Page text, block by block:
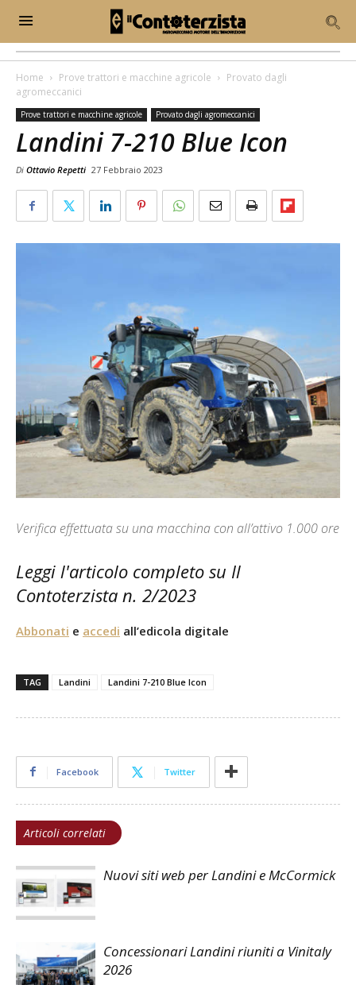
Home Prove trattori e macchine agricole
Provato dagli
agromeccanici
Prove trattori e macchine agricole Provato dagli agromeccanici
Landini 7-210 Blue Icon
Di Ottavio Repetti 27 Febbraio 2023
Verifica effettuata su una macchina con all’attivo 1.000 ore
Leggi l'articolo completo su Il
Contoterzista n. 2/2023
Abbonati e accedi all’edicola digitale
TAG Landini Landini 7-210 Blue Icon
Facebook Twitter
Articoli correlati
Nuovi siti web per Landini e McCormick
Concessionari Landini riuniti a Vinitaly
2026